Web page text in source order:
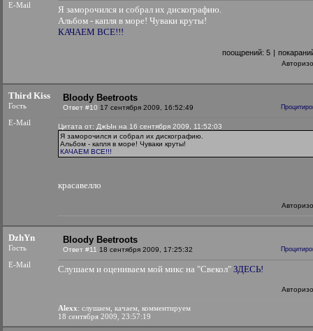
E-Mail
Я заморочился и собрал их дискографию.
Альбом - капля в море! Чуваки круты!
КАЧАЕМ ВСЕ!!!
поощрений: 5 |
Third Kiss
Гость
E-Mail
Bloody Beetroots
Ответ #10 17 сентября 2009, 16:52:49
Цитата от: ДжЫн на 16 сентября 2009, 11:52:03
Я заморочился и собрал их дискографию.
Альбом - капля в море! Чуваки круты!
КАЧАЕМ ВСЕ!!!
красавелло
DzhYn
Гость
E-Mail
Bloody Beetroots
Ответ #11 18 сентября 2009, 17:25:32
Слушаем и оцениваем мой микс на "Свекол" ЗДЕСЬ!
Alexx: слушаем, качаем, комментируем
18 сентября 2009, 23:57:19